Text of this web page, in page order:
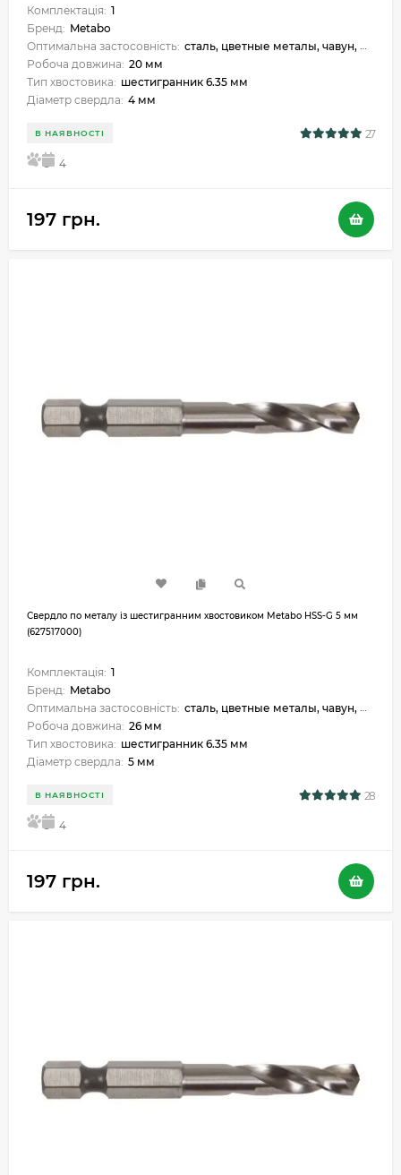
Комплектація: 1
Бренд: Metabo
Оптимальна застосовність: сталь, цветные металы, чавун, металокераміка, пластик
Робоча довжина: 20 мм
Тип хвостовика: шестигранник 6.35 мм
Діаметр свердла: 4 мм
В НАЯВНОСТІ 27
5 4
197 грн.
Свердло по металу із шестигранним хвостовиком Metabo HSS-G 5 мм
(627517000)
Комплектація: 1
Бренд: Metabo
Оптимальна застосовність: сталь, цветные металы, чавун, металокераміка, пластик
Робоча довжина: 26 мм
Тип хвостовика: шестигранник 6.35 мм
Діаметр свердла: 5 мм
В НАЯВНОСТІ 28
5 4
197 грн.